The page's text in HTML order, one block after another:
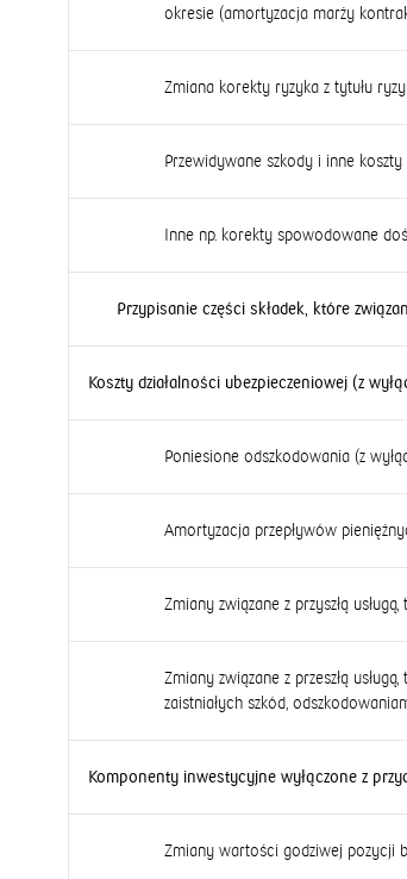
okresie (amortyzacja marży
Zmiana korekty ryzyka z tytułu
Przewidywane szkody i inne
Inne np. korekty spowodowane
Przypisanie części składek, które
Koszty działalności ubezpieczeniowej (z
Poniesione odszkodowania (z
Amortyzacja przepływów
Zmiany związane z przyszłą
Zmiany związane z przeszłą
zaistniałych szkód,
Komponenty inwestycyjne wyłączone z
Zmiany wartości godziwej pozycji